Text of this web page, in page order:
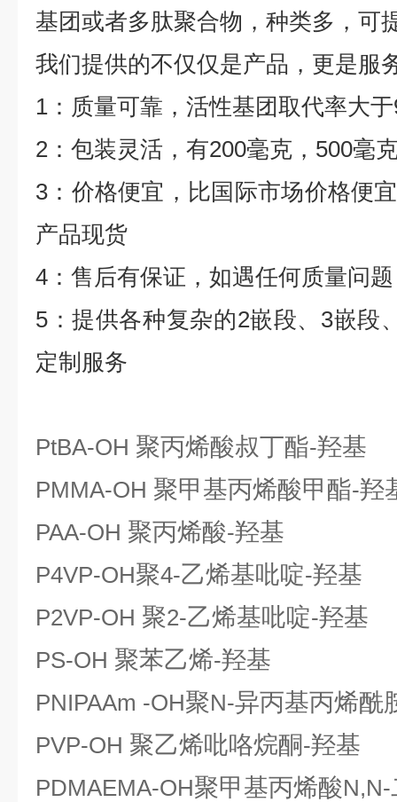
基团或者多肽聚合物，种类多，可
我们提供的不仅仅是产品，更是服
1 ：质量可靠，活性基团取代率大于
2 ：包装灵活，有200毫克， 500毫
3 ：价格便宜，比国际市场价格便宜
产品现货
4 ：售后有保证，如遇任何质量问
5 ：提供各种复杂的2嵌段、 3嵌段
定制服务
PtBA-OH 聚丙烯酸叔丁酯-羟基
PMMA-OH 聚甲基丙烯酸甲酯-羟
PAA-OH 聚丙烯酸-羟基
P4VP-OH聚4-乙烯基吡啶-羟基
P2VP-OH 聚2-乙烯基吡啶-羟基
PS-OH 聚苯乙烯-羟基
PNIPAAm -OH聚N-异丙基丙烯酰
PVP-OH 聚乙烯吡咯烷酮-羟基
PDMAEMA-OH聚甲基丙烯酸N,N-